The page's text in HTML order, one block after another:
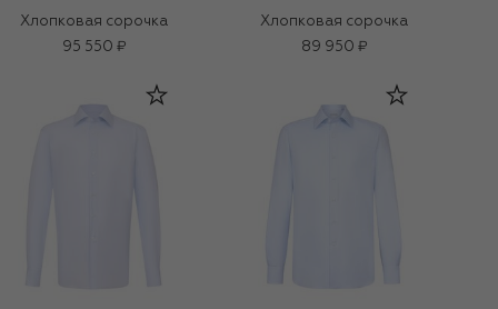
Хлопковая сорочка
95 550 ₽
Хлопковая сорочка
89 950 ₽